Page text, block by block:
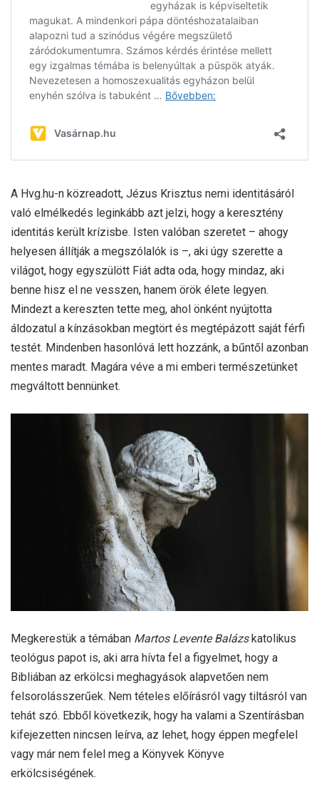
A Hvg.hu-n közreadott, Jézus Krisztus nemi identitásáról
való elmélkedés leginkább azt jelzi, hogy a keresztény
identitás került krízisbe. Isten valóban szeretet – ahogy
helyesen állítják a megszólalók is –, aki úgy szerette a
világot, hogy egyszülött Fiát adta oda, hogy mindaz, aki
benne hisz el ne vesszen, hanem örök élete legyen.
Mindezt a kereszten tette meg, ahol önként nyújtotta
áldozatul a kínzásokban megtört és megtépázott saját férfi
testét. Mindenben hasonlóvá lett hozzánk, a bűntől azonban
mentes maradt. Magára véve a mi emberi természetünket
megváltott bennünket.
Megkerestük a témában Martos Levente Balázskatolikus
teológus papot is, aki arra hívta fel a figyelmet, hogy a
Bibliában az erkölcsi meghagyások alapvetően nem
felsorolásszerűek. Nem tételes előírásról vagy tiltásról van
tehát szó. Ebből következik, hogy ha valami a Szentírásban
kifejezetten nincsen leírva, az lehet, hogy éppen megfelel
vagy már nem felel meg a Könyvek Könyve
erkölcsiségének.